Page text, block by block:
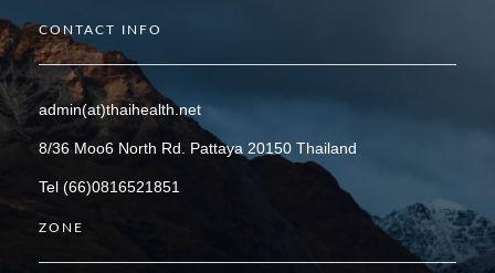
CONTACT INFO
admin(at)thaihealth.net
8/36 Moo6 North Rd. Pattaya 20150 Thailand
Tel (66)0816521851
ZONE